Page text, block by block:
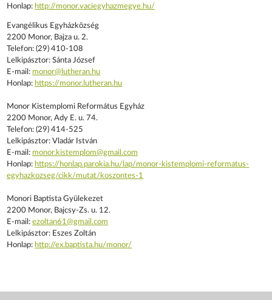
Honlap: http://monor.vaciegyhazmegye.hu/
Evangélikus Egyházközség
2200 Monor, Bajza u. 2.
Telefon: (29) 410-108
Lelkipásztor: Sánta József
E-mail: monor@lutheran.hu
Honlap: https://monor.lutheran.hu
Monor Kistemplomi Református Egyház
2200 Monor, Ady E. u. 74.
Telefon: (29) 414-525
Lelkipásztor: Vladár István
E-mail: monor.kistemplom@gmail.com
Honlap: https://honlap.parokia.hu/lap/monor-kistemplomi-reformatus-
egyhazkozseg/cikk/mutat/koszontes-1
Monori Baptista Gyülekezet
2200 Monor, Bajcsy-Zs. u. 12.
E-mail:ezoltan61@gmail.com
Lelkipásztor: Eszes Zoltán
Honlap: http://ex.baptista.hu/monor/